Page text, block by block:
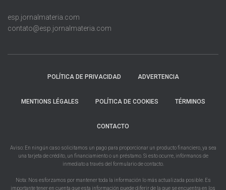
esp.jornalmateria.com
contato@esp.jornalmateria.com
POLÍTICA DE PRIVACIDAD ADVERTENCIA
MENTIONS LÉGALES POLÍTICA DE COOKIES TÉRMINOS
CONTACTO
Aviso: En ningún caso solicitamos un pago para proporcionar un producto financiero, ya sea
una tarjeta de crédito, un financiamiento o un préstamo. Si esto ocurre, infórmanos de
inmediato a través del formulario de contacto.
Nota: Nos esforzamos por mantener toda la información lo más actualizada posible. Es
importante tener en cuenta que esta información puede diferir de la que se encuentra en los